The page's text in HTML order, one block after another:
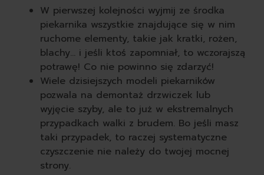
samochodowe
W pierwszej kolejności wyjmij ze środka
piekarnika wszystkie znajdujące się w nim
ruchome elementy, takie jak kratki, rożen,
blachy… i jeśli ktoś zapomniał, to wczorajszą
potrawę! Co nie powinno się zdarzyć!
Wiele dzisiejszych modeli piekarników
pozwala na demontaż drzwiczek lub
wyjęcie szyby, ale to już w ekstremalnych
przypadkach walki z brudem. Bo jeśli masz
taki przypadek, to raczej systematyczne
czyszczenie nie należy do twojej mocnej
strony.